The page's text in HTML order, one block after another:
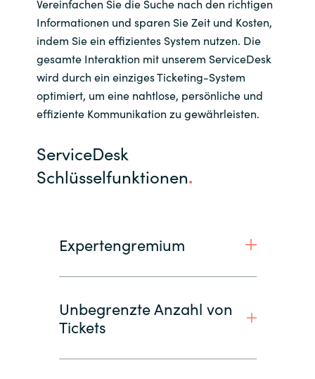
Vereinfachen Sie die Suche nach den richtigen
Informationen und sparen Sie Zeit und Kosten,
indem Sie ein effizientes System nutzen. Die
gesamte Interaktion mit unserem ServiceDesk
wird durch ein einziges Ticketing-System
optimiert, um eine nahtlose, persönliche und
effiziente Kommunikation zu gewährleisten.
ServiceDesk
Schlüsselfunktionen.
Expertengremium
Unbegrenzte Anzahl von
Tickets